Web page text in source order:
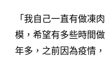
「我自己一直有做凍
模，希望有多些時間
年多，之前因為疫情